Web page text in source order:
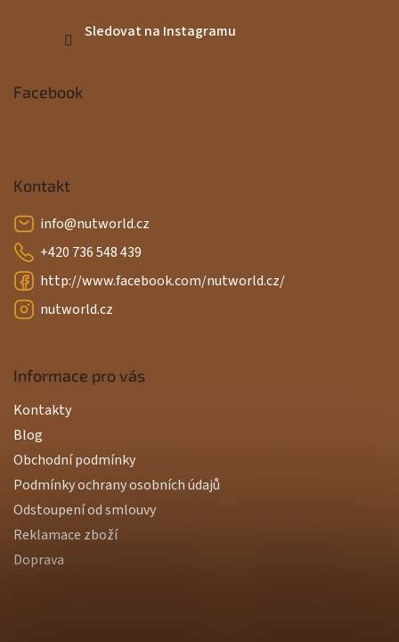
Sledovat na Instagramu
Facebook
Kontakt
info@nutworld.cz
+420 736 548 439
http://www.facebook.com/nutworld.cz/
nutworld.cz
Informace pro vás
Kontakty
Blog
Obchodní podmínky
Podmínky ochrany osobních údajů
Odstoupení od smlouvy
Reklamace zboží
Doprava